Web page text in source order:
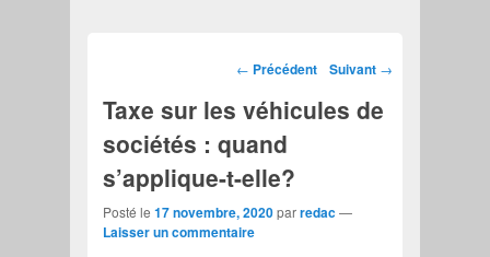
Navigation des articles
← Précédent Suivant →
Taxe sur les véhicules de
sociétés : quand
s’applique-t-elle?
Posté le17 novembre, 2020parredac—
Laisser un commentaire